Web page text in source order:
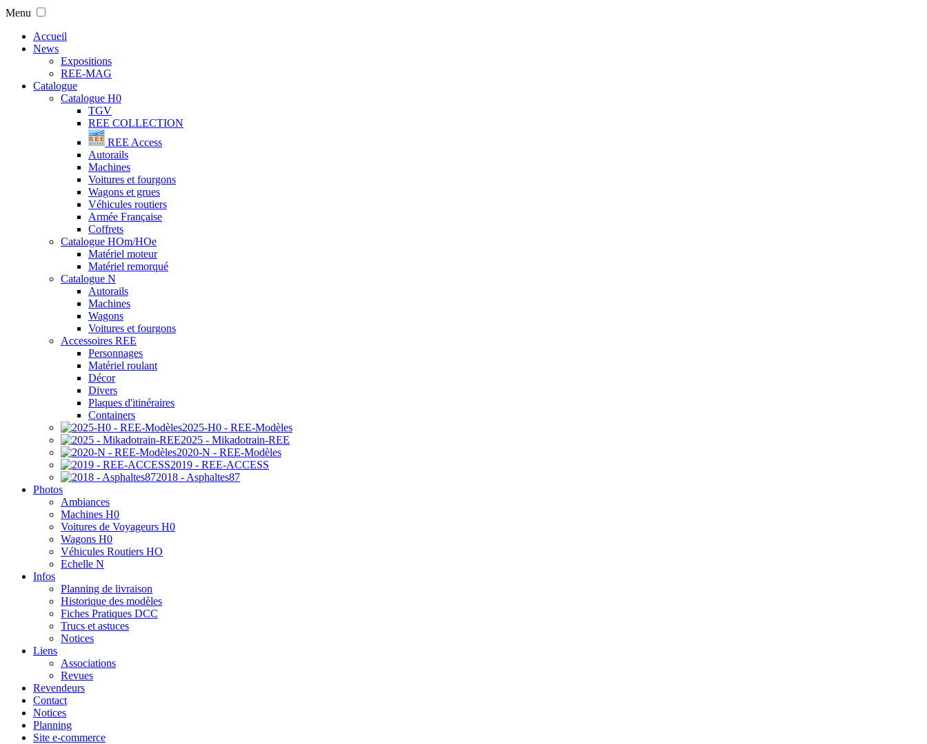
Menu
Accueil
News
Expositions
REE-MAG
Catalogue
Catalogue H0
TGV
REE COLLECTION
REE Access
Autorails
Machines
Voitures et fourgons
Wagons et grues
Véhicules routiers
Armée Française
Coffrets
Catalogue HOm/HOe
Matériel moteur
Matériel remorqué
Catalogue N
Autorails
Machines
Wagons
Voitures et fourgons
Accessoires REE
Personnages
Matériel roulant
Décor
Divers
Plaques d'itinéraires
Containers
2025-H0 - REE-Modèles
2025 - Mikadotrain-REE
2020-N - REE-Modèles
2019 - REE-ACCESS
2018 - Asphaltes87
Photos
Ambiances
Machines H0
Voitures de Voyageurs H0
Wagons H0
Véhicules Routiers HO
Echelle N
Infos
Planning de livraison
Historique des modèles
Fiches Pratiques DCC
Trucs et astuces
Notices
Liens
Associations
Revues
Revendeurs
Contact
Notices
Planning
Site e-commerce